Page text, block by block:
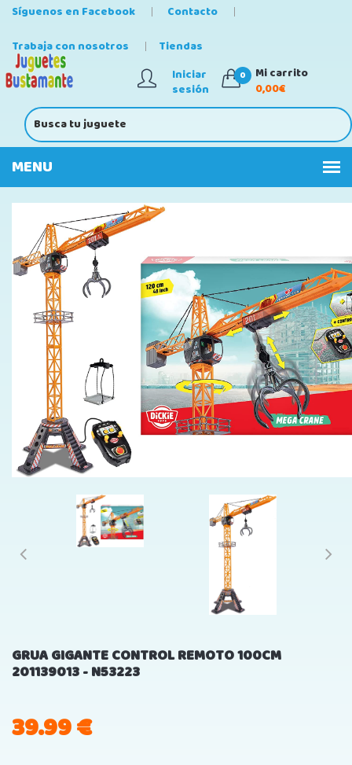
Síguenos en Facebook
Contacto
Trabaja con nosotros
Tiendas
Iniciar
sesión
0
Mi carrito
0,00€
GRUA GIGANTE CONTROL REMOTO 100CM
201139013 - N53223
39.99€